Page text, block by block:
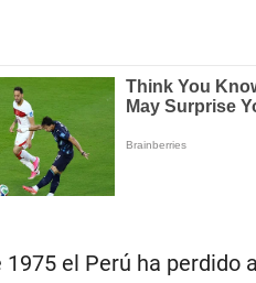
el Perú ha perdido